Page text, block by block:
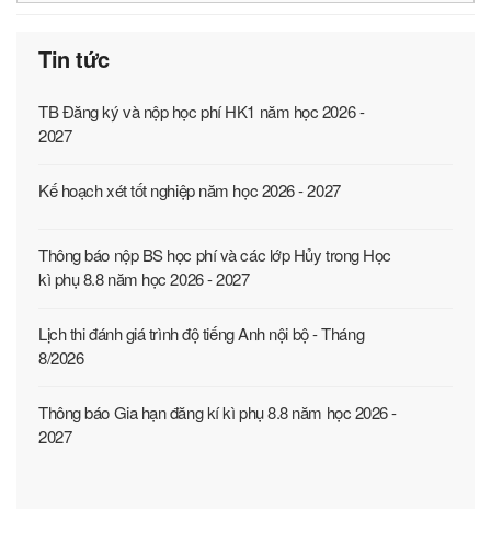
Tin tức
TB Đăng ký và nộp học phí HK1 năm học 2026 -
2027
Kế hoạch xét tốt nghiệp năm học 2026 - 2027
Thông báo nộp BS học phí và các lớp Hủy trong Học
kì phụ 8.8 năm học 2026 - 2027
Lịch thi đánh giá trình độ tiếng Anh nội bộ - Tháng
8/2026
Thông báo Gia hạn đăng kí kì phụ 8.8 năm học 2026 -
2027